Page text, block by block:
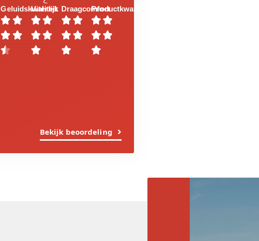
Geluidskwaliteit
 
 

Uiterlijk



Draagcomfort



Productkwaliteit



Bekijk beoordeling